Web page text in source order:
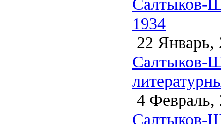
Салтыков-
1934
22 Январь,
Салтыков-
4 Февраль,
Салтыков-